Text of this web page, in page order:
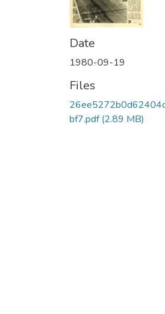
Date
1980-09-19
Files
bf7.pdf(2.89 MB)